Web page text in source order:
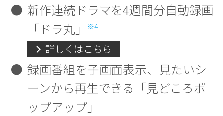
● 新作連続ドラマを4週間分自動録画
「ドラ丸」
※4
詳しくはこちら
● 録画番組を子画面表示、見たいシ
ーンから再生できる「見どころポ
ップアップ」